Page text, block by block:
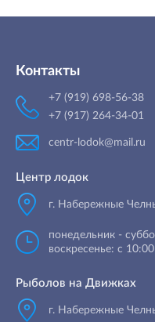
Контакты
+7 (919) 698-56-38
+7 (917) 264-34-01
centr-lodok@mail.ru
Центр лодок
г. Набережные
понедельник -
воскресенье: с
Рыболов на Движках
г. Набережные